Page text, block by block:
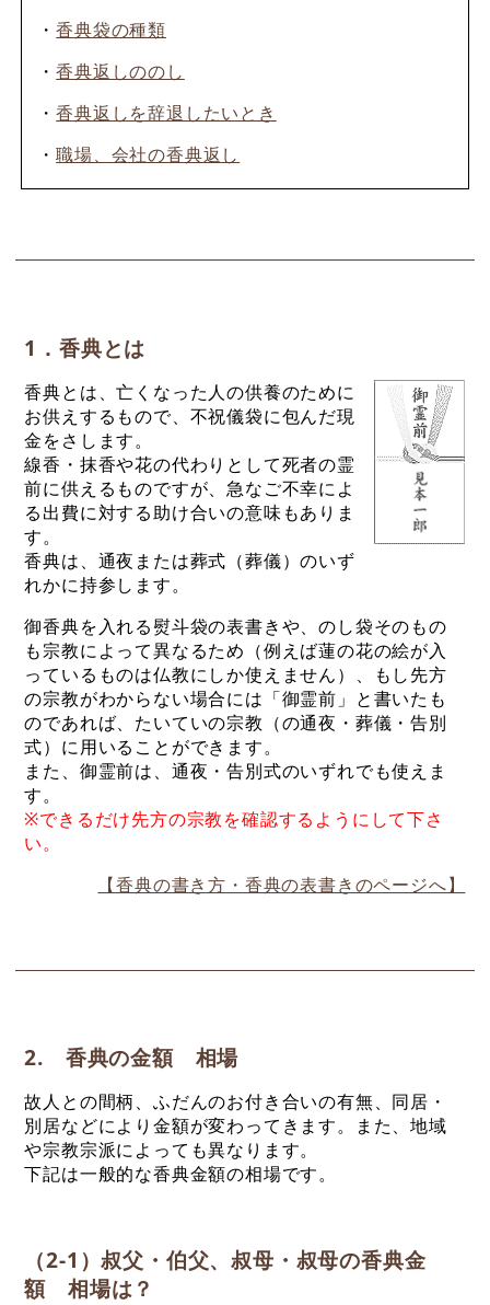
・香典袋の種類
・香典返しののし
・香典返しを辞退したいとき
・職場、会社の香典返し
1．香典とは
香典とは、亡くなった人の供養のために
お供えするもので、不祝儀袋に包んだ現
金をさします。
線香・抹香や花の代わりとして死者の霊
前に供えるものですが、急なご不幸によ
る出費に対する助け合いの意味もありま
す。
香典は、通夜または葬式（葬儀）のいず
れかに持参します。
御香典を入れる熨斗袋の表書きや、のし袋そのもの
も宗教によって異なるため（例えば蓮の花の絵が入
っているものは仏教にしか使えません）、もし先方
の宗教がわからない場合には「御霊前」と書いたも
のであれば、たいていの宗教（の通夜・葬儀・告別
式）に用いることができます。
また、御霊前は、通夜・告別式のいずれでも使えま
す。
※できるだけ先方の宗教を確認するようにして下さ
い。
【香典の書き方・香典の表書きのページへ】
2. 香典の金額 相場
故人との間柄、ふだんのお付き合いの有無、同居・
別居などにより金額が変わってきます。また、地域
や宗教宗派によっても異なります。
下記は一般的な香典金額の相場です。
（2-1）叔父・伯父、叔母・叔母の香典金
額 相場は？